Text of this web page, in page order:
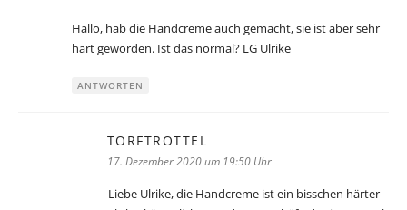
Hallo, hab die Handcreme auch gemacht, sie ist aber sehr
hart geworden. Ist das normal? LG Ulrike
ANTWORTEN
TORFTROTTEL
17. Dezember 2020 um 19:50 Uhr
Liebe Ulrike, die Handcreme ist ein bisschen härter